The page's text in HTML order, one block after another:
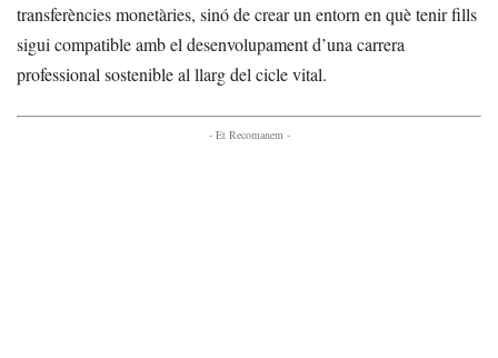
transferències monetàries, sinó de crear un entorn en què tenir fills
sigui compatible amb el desenvolupament d’una carrera
professional sostenible al llarg del cicle vital.
- Et Recomanem -